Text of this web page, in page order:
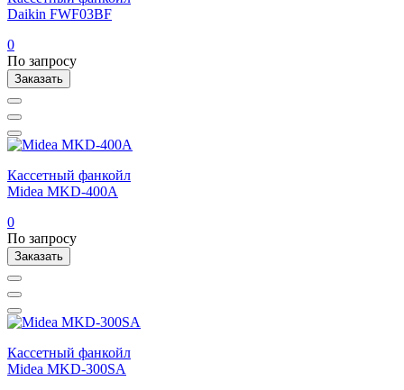
Daikin FWF03BF
0
По запросу
Заказать
Кассетный фанкойл
Midea MKD-400A
0
По запросу
Заказать
Кассетный фанкойл
Midea MKD-300SA